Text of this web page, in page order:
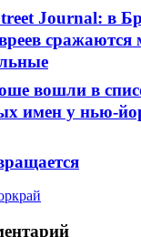
Journal: в
сражаются
вошли в
имен у нью-
рай